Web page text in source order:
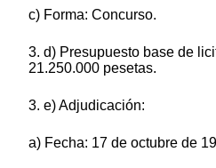
c) Forma: Concurso.
3. d) Presupuesto base de
21.250.000 pesetas.
3. e) Adjudicación:
a) Fecha: 17 de octubre de